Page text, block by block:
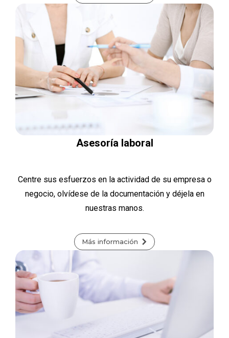
Asesoría laboral
Centre sus esfuerzos en la actividad de su empresa o
negocio, olvídese de la documentación y déjela en
nuestras manos.
Más información